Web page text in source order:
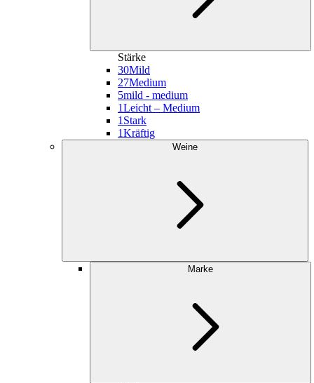
Stärke
30Mild
27Medium
5mild - medium
1Leicht – Medium
1 Stark
1Kräftig
Weine
Marke